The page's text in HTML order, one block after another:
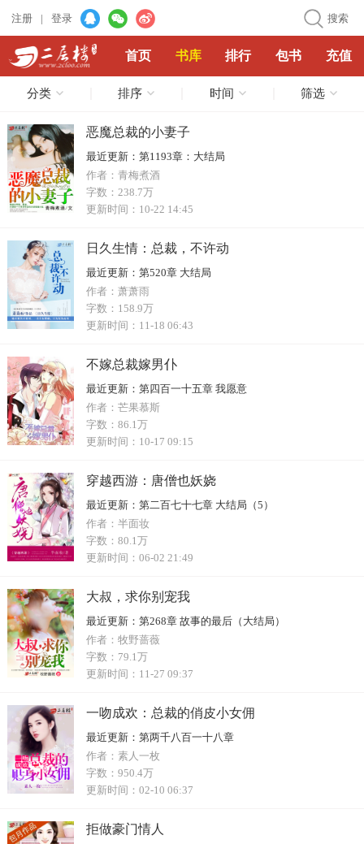
注册 | 登录 搜索
首页 书库 排行 包书 充值
分类 排序 时间 筛选
恶魔总裁的小妻子
最近更新： 第1193章：大结局
作者： 青梅煮酒
字数： 238.7万
更新时间： 10-22 14:45
日久生情：总裁，不许动
最近更新：
第520章 大结局
作者： 萧萧雨
字数： 158.9万
更新时间： 11-18 06:43
不嫁总裁嫁男仆
最近更新： 第四百一十五章 我愿意
作者： 芒果慕斯
字数： 86.1万
更新时间： 10-17 09:15
穿越西游：唐僧也妖娆
最近更新： 第二百七十七章 大结局（5）
作者： 半面妆
字数： 80.1万
更新时间： 06-02 21:49
大叔，求你别宠我
最近更新： 第268章 故事的最后（大结局）
作者： 牧野蔷薇
字数： 79.1万
更新时间： 11-27 09:37
一吻成欢：总裁的俏皮小女佣
最近更新： 第两千八百一十八章
作者： 素人一枚
字数： 950.4万
更新时间： 02-10 06:37
拒做豪门情人